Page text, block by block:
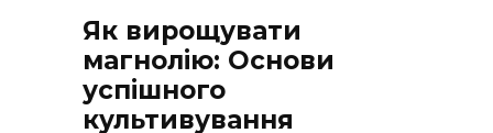
Як вирощувати
магнолію: Основи
успішного
культивування